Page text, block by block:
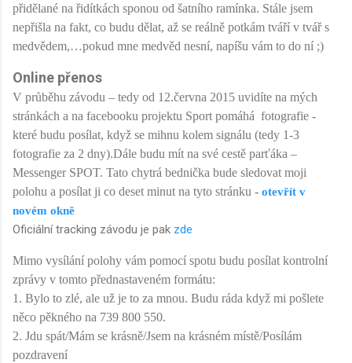
přidělané na řidítkách sponou od šatního ramínka. Stále jsem
nepřišla na fakt, co budu dělat, až se reálně potkám tváří v tvář s
medvědem,…pokud mne medvěd nesní, napíšu vám to do ní ;)
Online přenos
V průběhu závodu – tedy od 12.června 2015 uvidíte na mých
stránkách a na facebooku projektu Sport pomáhá fotografie -
které budu posílat, když se mihnu kolem signálu (tedy 1-3
fotografie za 2 dny).Dále budu mít na své cestě parťáka –
Messenger SPOT. Tato chytrá bednička bude sledovat moji
polohu a posílat ji co deset minut na tyto stránku - otevřít v
novém okně
Oficiální tracking závodu je pak zde
Mimo vysílání polohy vám pomocí spotu budu posílat kontrolní
zprávy v tomto přednastaveném formátu:
1. Bylo to zlé, ale už je to za mnou. Budu ráda když mi pošlete
něco pěkného na 739 800 550.
2. Jdu spát/Mám se krásně/Jsem na krásném místě/Posílám
pozdravení